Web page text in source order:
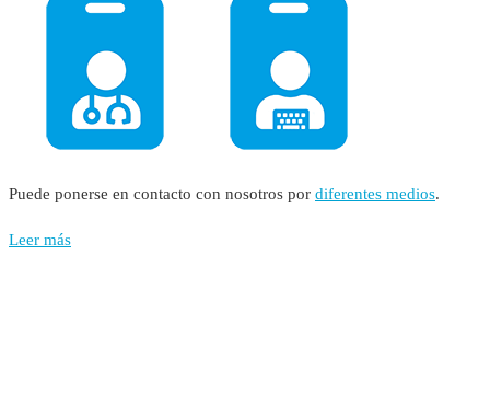
Puede ponerse en contacto con nosotros por diferentes medios.
Leer más